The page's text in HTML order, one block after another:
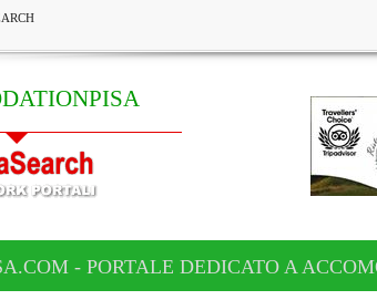
- PORTALE DEDICATO A